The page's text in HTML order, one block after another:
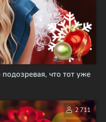
что тот уже
2 711